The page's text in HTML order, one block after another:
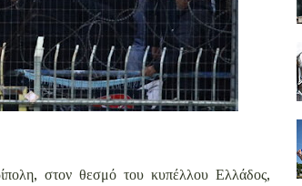
στον θεσμό του κυπέλλου Ελλάδος,